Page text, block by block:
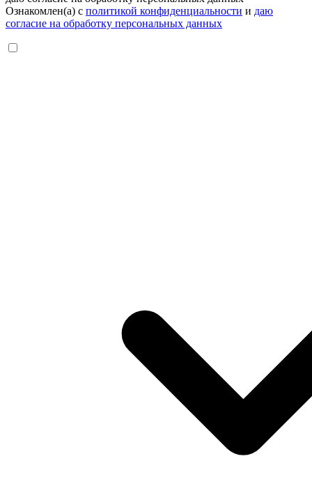
Ознакомлен(а) с политикой конфиденциальности и даю
согласие на обработку персональных данных